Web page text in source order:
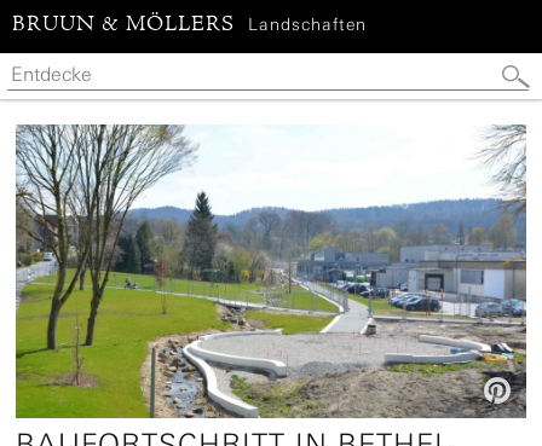

BRUUN & MÖLLERS Landschaften